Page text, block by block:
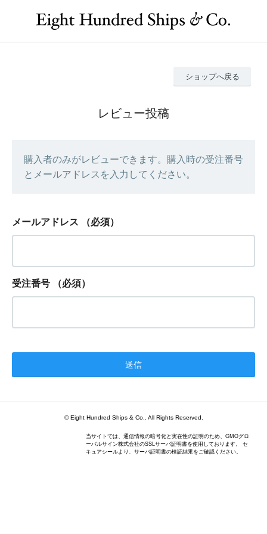
ショップへ戻る
レビュー投稿
購入者のみがレビューできます。購入時の受注番号
とメールアドレスを入力してください。
メールアドレス （必須）
受注番号 （必須）
© Eight Hundred Ships & Co.. All Rights Reserved.
当サイトでは、通信情報の暗号化と実在性の証明のため、GMOグロ
ーバルサイン株式会社のSSLサーバ証明書を使用しております。 セ
キュアシールより、サーバ証明書の検証結果をご確認ください。